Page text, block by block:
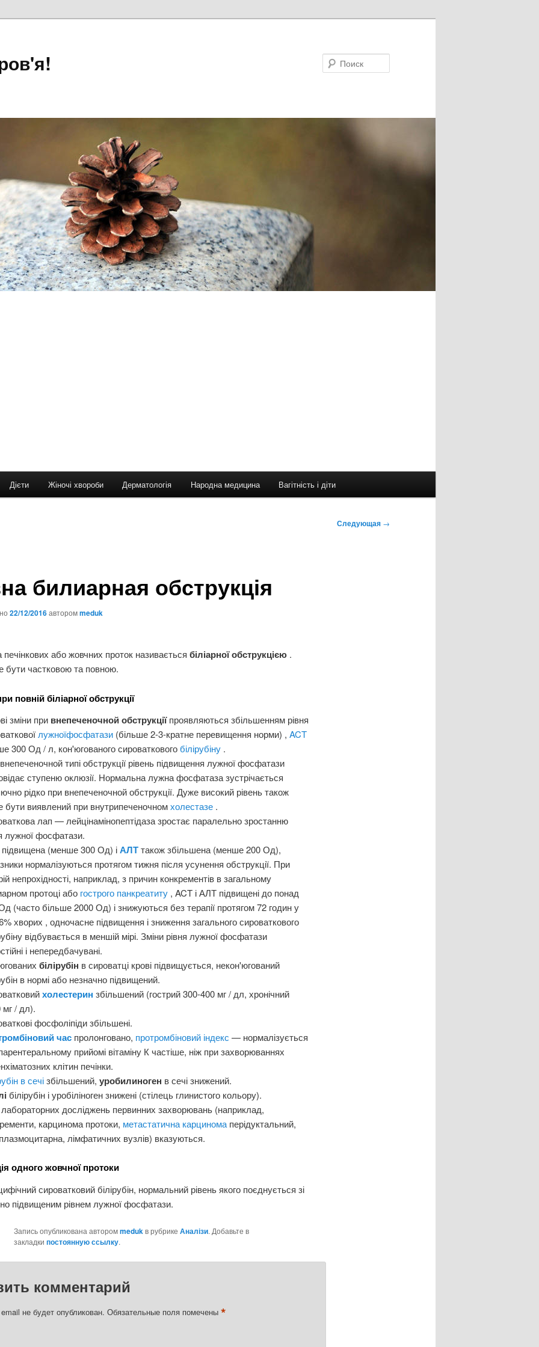
Дієти Жіночі хвороби Дерматологія Народна медицина Вагітність і діти
Следующая →
билиарная обструкція
22/12/2016авторомmeduk
печінкових або жовчних проток називається біліарної обструкцією .
бути частковою та повною.
повній біліарної обструкції
зміни при внепеченочной обструкціїпроявляються збільшенням рівня
лужноїфосфатази (більше 2-3-кратне перевищення норми) ,ACT
300 Од / л, кон'югованого сироватковогобілірубіну .
типі обструкції рівень підвищення лужної фосфатази
ступеню оклюзії. Нормальна лужна фосфатаза зустрічається
рідко при внепеченочной обструкції. Дуже високий рівень також
бути виявлений при внутрипеченочномхолестазе .
лап — лейцінамінопептідаза зростає паралельно зростанню
лужної фосфатази.
підвищена (менше 300 Од) іАЛТтакож збільшена (менше 200 Од),
нормалізуються протягом тижня після усунення обструкції. При
непрохідності, наприклад, з причин конкрементів в загальному
протоці або гострого панкреатиту , ACT і АЛТ підвищені до понад
(часто більше 2000 Од) і знижуються без терапії протягом 72 годин у
хворих , одночасне підвищення і зниження загального сироваткового
відбувається в меншій мірі. Зміни рівня лужної фосфатази
і непередбачувані.
білірубін в сироватці крові підвищується, некон'югований
в нормі або незначно підвищений.
холестеринзбільшений (гострий 300-400 мг / дл, хронічний
мг / дл).
фосфоліпіди збільшені.
час пролонговано, протромбіновий індекс— нормалізується
прийомі вітаміну К частіше, ніж при захворюваннях
клітин печінки.
в сечізбільшений,уробилиноген в сечі знижений.
білірубін і уробіліноген знижені (стілець глинистого кольору).
лабораторних досліджень первинних захворювань (наприклад,
карцинома протоки, метастатична карцинома перідуктальний,
лімфатичних вузлів) вказуються.
одного жовчної протоки
сироватковий білірубін, нормальний рівень якого поєднується зі
підвищеним рівнем лужної фосфатази.
Запись опубликована авторомmedukв рубрике Аналізи. Добавьте в
закладки постоянную ссылку.
комментарий
не будет опубликован. Обязательные поля помечены *